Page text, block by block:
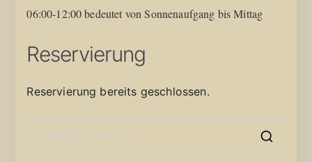
06:00-12:00 bedeutet von Sonnenaufgang bis Mittag
Reservierung
Reservierung bereits geschlossen.